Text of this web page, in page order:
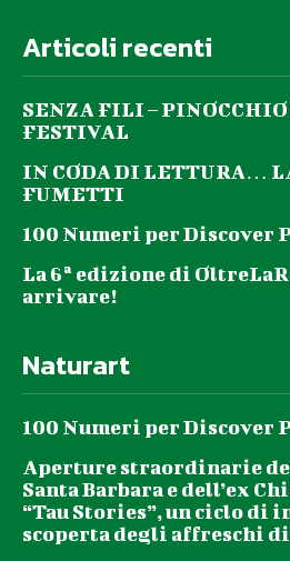
Articoli recenti
SENZA FILI –
FESTIVAL
IN CODA DI LETTURA…
FUMETTI
100 Numeri per Discover
La 6ª edizione di
arrivare!
Naturart
100 Numeri per Discover
Aperture straordinarie
Santa Barbara e dell’ex
“Tau Stories”, un ciclo di
scoperta degli affreschi